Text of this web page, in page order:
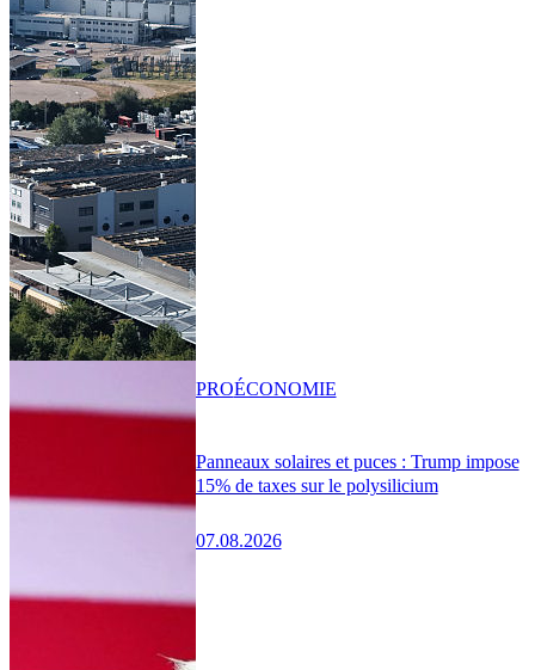
Panneaux solaires et puces : Trump impose
15% de taxes sur le polysilicium
07.08.2026
PROÉCONOMIE